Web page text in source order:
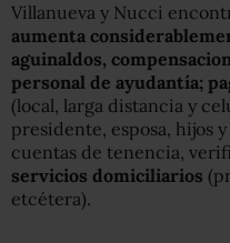
Villanueva y Nucci
aumenta
aguinaldos,
personal de ayudantía;
(local, larga distancia y
presidente, esposa, hijos
cuentas de tenencia,
servicios domiciliarios
etcétera).